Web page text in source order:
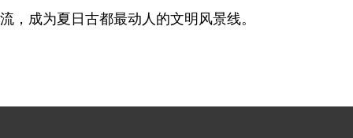
流，成为夏日古都最动人的文明风景线。